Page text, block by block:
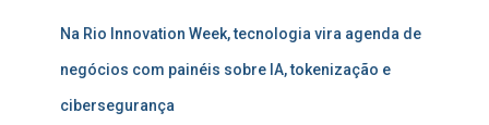
Na Rio Innovation Week, tecnologia vira agenda de
negócios com painéis sobre IA, tokenização e
cibersegurança